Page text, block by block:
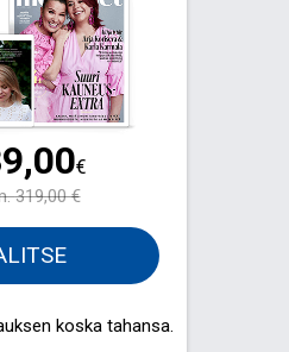
€
319,00 €
koska tahansa.